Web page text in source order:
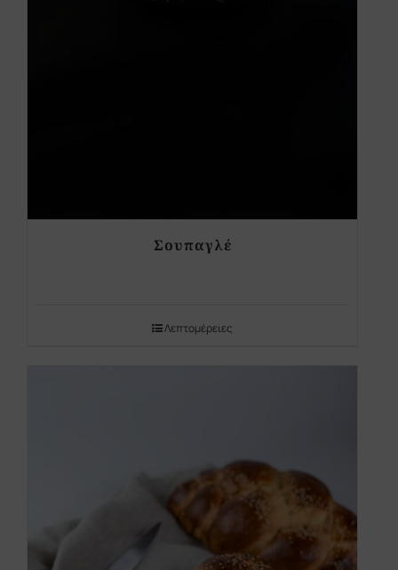
Σουπαγλέ
Λεπτομέρειες